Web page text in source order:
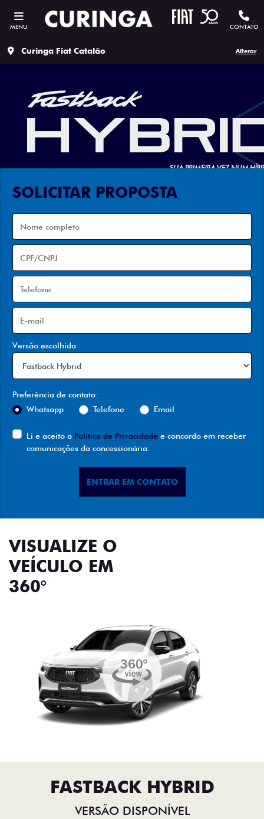
MENU CONTATO
Curinga Fiat Catalão Alterar
SOLICITAR PROPOSTA
Versão escolhida
Preferência de contato:
Whatsapp
Telefone Email
Li e aceito a Política de Privacidade e concordo em receber
comunicações da concessionária.
ENTRAR EM CONTATO
VISUALIZE O
VEÍCULO EM
360°
FASTBACK HYBRID
VERSÃO DISPONÍVEL